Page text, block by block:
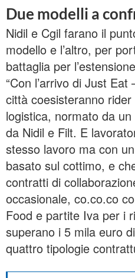
Due modelli a
Nidil e Cgil farano il
modello e l’altro, per
battaglia per
“Con l’arrivo di Just
città coesisteranno
logistica, normato da
da Nidil e Filt. E
stesso lavoro ma con
basato sul cottimo, e
contratti di
occasionale, co.co.co
Food e partite Iva per i
superano i 5 mila euro
quattro tipologie